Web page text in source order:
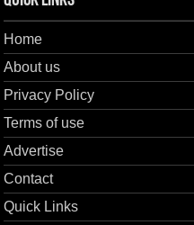
Home
About us
Privacy Policy
Terms of use
Advertise
Contact
Quick Links